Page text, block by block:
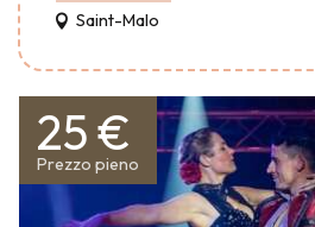
Saint-Malo
25 €
Prezzo pieno